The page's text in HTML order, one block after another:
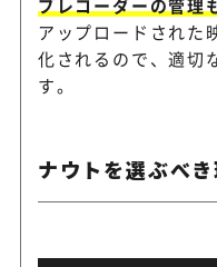
アップロードされた
化されるので、適切
す。
ナウトを選ぶべ